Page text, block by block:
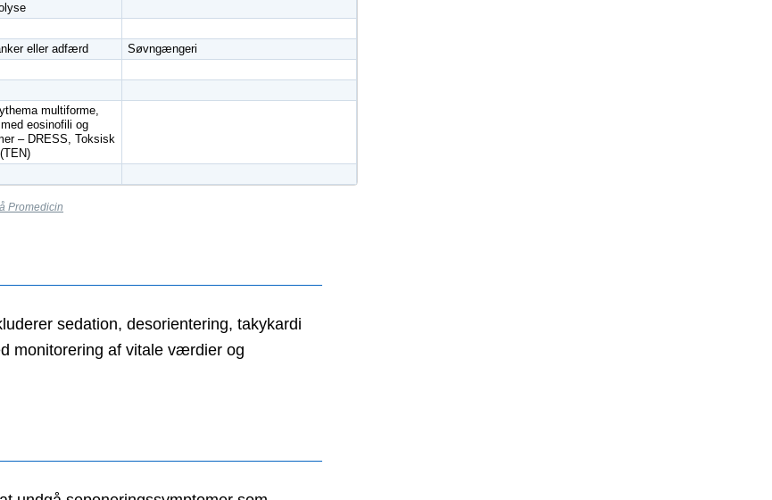
eller adfærd
Søvngængeri
multiforme,
eosinofili og
– DRESS, Toksisk
Promedicin
sedation, desorientering, takykardi
monitorering af vitale værdier og